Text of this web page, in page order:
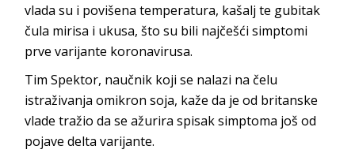
vlada su i povišena temperatura, kašalj te gubitak
čula mirisa i ukusa, što su bili najčešći simptomi
prve varijante koronavirusa.
Tim Spektor, naučnik koji se nalazi na čelu
istraživanja omikron soja, kaže da je od britanske
vlade tražio da se ažurira spisak simptoma još od
pojave delta varijante.